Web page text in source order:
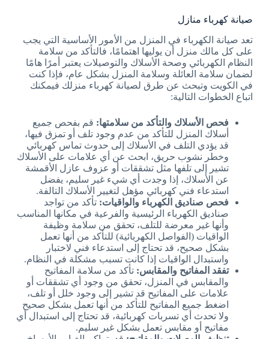
صيانة كهرباء منازل
تعد صيانة الكهرباء في المنزل من الأمور الأساسية التي يجب
على كل مالك منزل أن يوليها اهتمامًا، فالتأكد من سلامة
النظام الكهربائي وصحة الأسلاك والتوصيلات يعتبر أمرًا هامًا
لضمان سلامة العائلة وسلامة المنزل بشكل عام، فإذا كنت
في الكويت وتبحث عن طرق لصيانة كهرباء منزلك فيمكنك
اتباع الخطوات التالية:
فحص الأسلاك والتأكد من سلامتها: قم بفحص جميع
أسلاك المنزل للتأكد من عدم وجود تلف أو تمزق فيها،
قد يؤدي التلف في الأسلاك إلى حدوث تماس كهربائي
وخطر نشوب حريق، ابحث عن أي علامات على الأسلاك
تشير إلى تلفها مثل تشققات أو عزوف عازل الأقمشة
عن الأسلاك، إذا وجدت أي شيء غير سليم، يفضل
استدعاء فني كهربائي مؤهل لتغيير الأسلاك التالفة.
فحص صناديق الكهرباء والواقيات: تأكد من تواجد
صناديق الكهرباء الرئيسية والفرعية في مكانها المناسب
وأنها غير معرضة للتلف، تحقق من سلامة وظيفة
الواقيات (الفواصل الكهربائية) للتأكد من أنها تعمل
بشكل صحيح، قد تحتاج إلى استدعاء فني لاختبار
واستبدال الواقيات إذا كانت تسبب مشكلة في النظام.
تفقد المفاتيح والمقابس: تأكد من سلامة المفاتيح
والمقابس في المنزل، تحقق من وجود أي تشققات أو
علامات على المفاتيح قد تشير إلى وجود خلل أو تلف،
اضغط جميع المفاتيح للتأكد من أنها تعمل بشكل صحيح
ولا تحدث أي تسربات كهربائية، قد تحتاج إلى استبدال أي
مفاتيح أو مقابس تعمل بشكل غير سليم.